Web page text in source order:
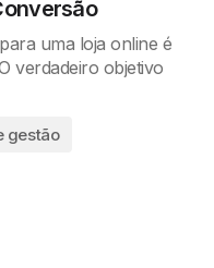
uma loja online é
verdadeiro objetivo
gestão